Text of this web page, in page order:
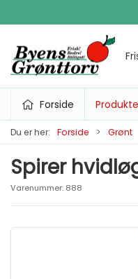
Forside
Du er her: Forside Grønt
Spirer
Varenummer: 888